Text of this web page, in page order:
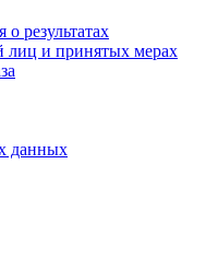
результатах
лиц и принятых мерах
данных